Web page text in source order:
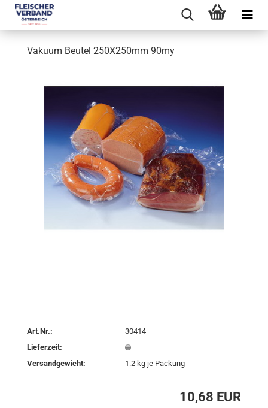
Vakuum Beutel 250X250mm 90my
Art.Nr.:
30414
Lieferzeit:
Versandgewicht:
1.2 kg je Packung
10,68 EUR